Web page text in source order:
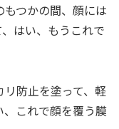
つかの間、顔には
はい、もうこれで
防止を塗って、軽
、これで顔を覆う膜